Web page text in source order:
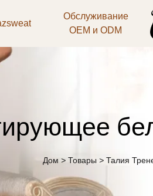
Обслуживание
OEM и ODM
Дом > Товары > Талия